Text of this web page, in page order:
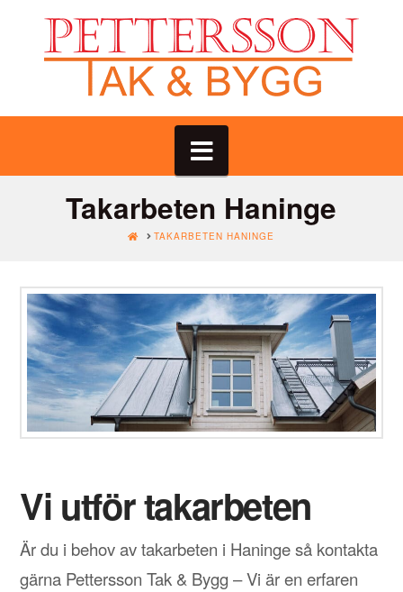
Navigation
Takarbeten Haninge
HOME
TAKARBETEN HANINGE
Vi utför takarbeten
Är du i behov av takarbeten i Haninge så kontakta
gärna Pettersson Tak & Bygg – Vi är en erfaren